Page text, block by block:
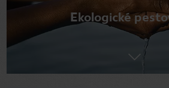
Ekologické